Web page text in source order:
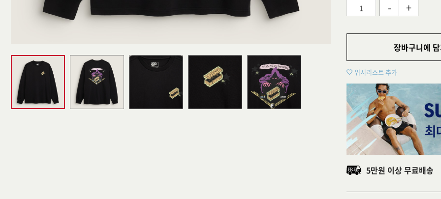
- +
장바구니에
위시리스트 추가
5만원 이상 무료배송